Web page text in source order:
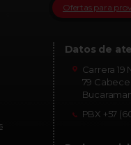
Ofertas para
Datos de
Carrera 19
79
PBX +57